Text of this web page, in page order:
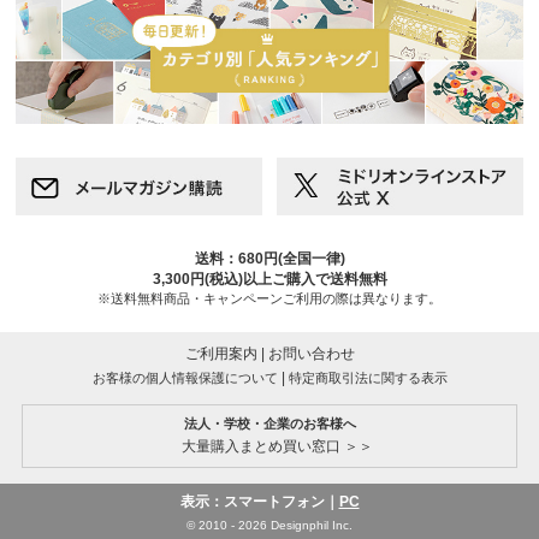
送料：680円(全国一律)
3,300円(税込)以上ご購入で送料無料
※送料無料商品・キャンペーンご利用の際は異なります。
ご利用案内 お問い合わせ
お客様の個人情報保護について 特定商取引法に関する表示
法人・学校・企業のお客様へ
大量購入まとめ買い窓口 ＞＞
表示：スマートフォン｜ PC
© 2010 - 2026 Designphil Inc.